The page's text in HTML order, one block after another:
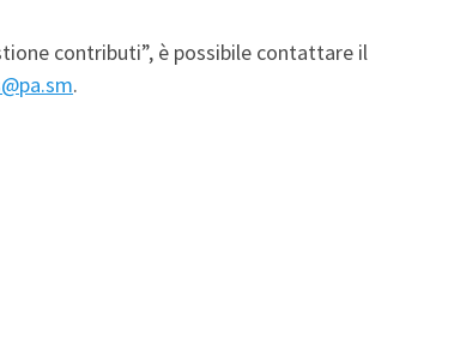
contributi”, è possibile contattare il
.